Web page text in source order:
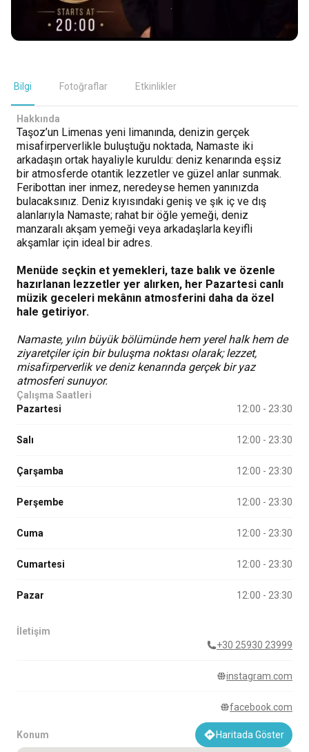
Bilgi Fotoğraflar Etkinlikler
Hakkında
Taşoz’un Limenas yeni limanında, denizin gerçek
misafirperverlikle buluştuğu noktada, Namaste iki
arkadaşın ortak hayaliyle kuruldu: deniz kenarında eşsiz
bir atmosferde otantik lezzetler ve güzel anlar sunmak.
Feribottan iner inmez, neredeyse hemen yanınızda
bulacaksınız. Deniz kıyısındaki geniş ve şık iç ve dış
alanlarıyla Namaste; rahat bir öğle yemeği, deniz
manzaralı akşam yemeği veya arkadaşlarla keyifli
akşamlar için ideal bir adres.
Menüde seçkin et yemekleri, taze balık ve özenle
hazırlanan lezzetler yer alırken, her Pazartesi canlı
müzik geceleri mekânın atmosferini daha da özel
hale getiriyor.
Namaste, yılın büyük bölümünde hem yerel halk hem de
ziyaretçiler için bir buluşma noktası olarak; lezzet,
misafirperverlik ve deniz kenarında gerçek bir yaz
atmosferi sunuyor.
Çalışma Saatleri
Pazartesi
12:00 - 23:30
Salı 12:00 - 23:30
Çarşamba 12:00 - 23:30
Perşembe 12:00 - 23:30
Cuma 12:00 - 23:30
Cumartesi 12:00 - 23:30
Pazar 12:00 - 23:30
İletişim
+30 25930 23999
instagram.com
facebook.com
Konum Haritada Göster